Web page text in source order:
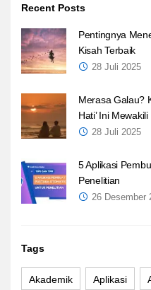
Recent Posts
Pentingnya
Kisah Terbaik
28 Juli 2025
Merasa Galau?
Hati’ Ini
28 Juli 2025
5 Aplikasi
Penelitian
26 Desember
Tags
Akademik Aplikasi